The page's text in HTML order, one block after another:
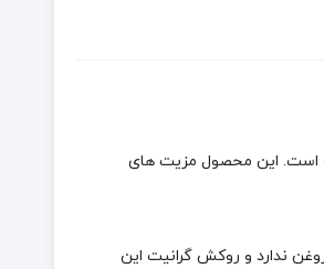
است. این محصول مزیت های
ندارد و روکش گرانیت این